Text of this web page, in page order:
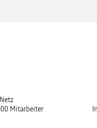
Mitarbeiter